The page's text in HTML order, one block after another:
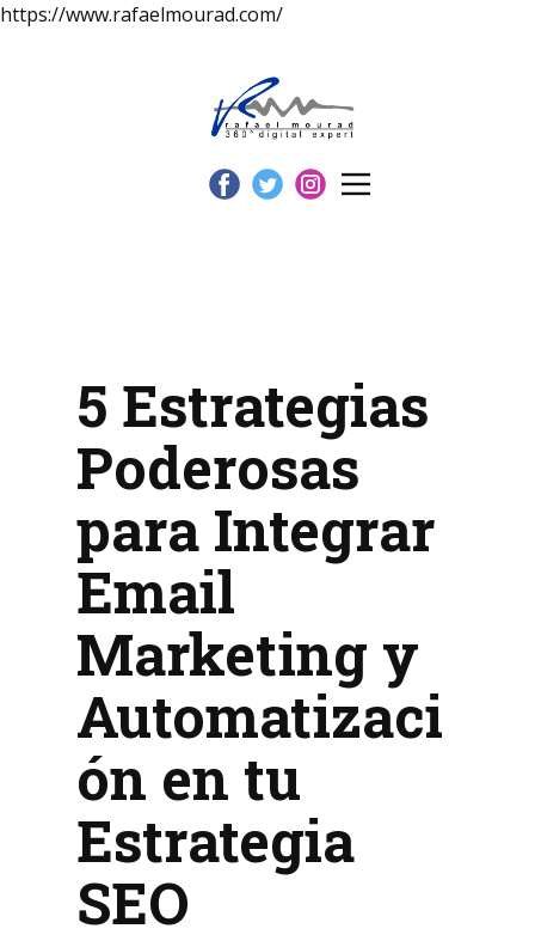
https://www.rafaelmourad.com/
5 Estrategias
Poderosas
para Integrar
Email
Marketing y
Automatizaci
ón en tu
Estrategia
SEO